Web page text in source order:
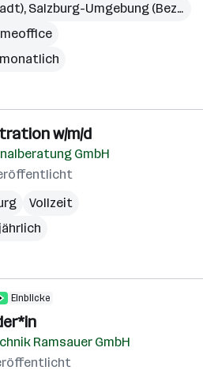
, Salzburg-Umgebung (Bezirk)
monatlich
w/m/d
GmbH
Vollzeit
Einblicke
Ramsauer GmbH